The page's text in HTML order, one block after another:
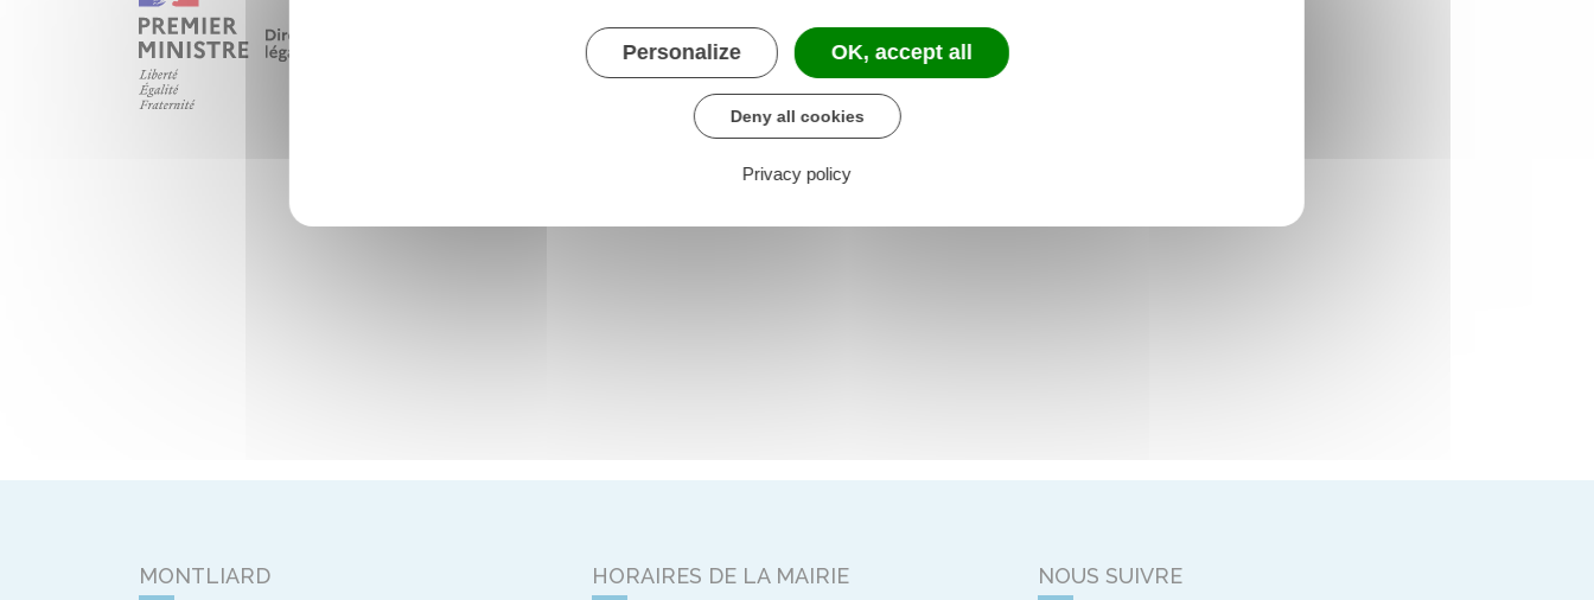
MONTLIARD HORAIRES DE LA MAIRIE NOUS SUIVRE
Personalize OK, accept all
Deny all cookies
Privacy policy